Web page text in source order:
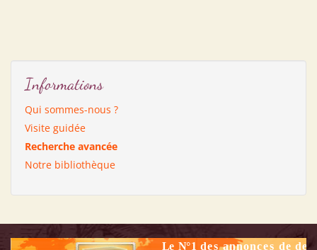
Informations
Qui sommes-nous ?
Visite guidée
Recherche avancée
Notre bibliothèque